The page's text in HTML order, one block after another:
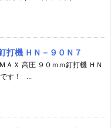
打機 ＨＮ－９０Ｎ７
ＭＡＸ 高圧 ９０ｍｍ釘打機 ＨＮ
です！ ...